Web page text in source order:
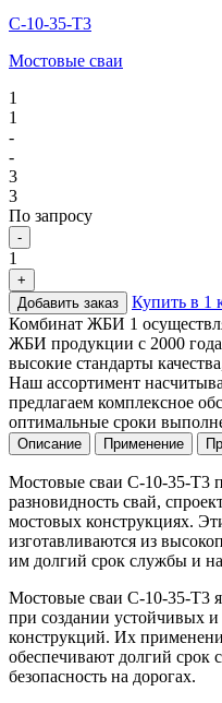
С-10-35-Т3
Мостовые сваи
1
1
-
-
3
3
По запросу
-
1
+
Добавить заказ
Купить в 1
Комбинат ЖБИ 1
ЖБИ продукции с 2000
высокие стандарты
Наш ассортимент
предлагаем комплексное
оптимальные сроки
Описание Применение
Мостовые сваи С-10-35-Т3
разновидность свай,
мостовых конструкциях.
изготавливаются из
им долгий срок службы и
Мостовые сваи С-10-35-Т3
при создании устойчивых
конструкций. Их
обеспечивают долгий срок
безопасность на дорогах.